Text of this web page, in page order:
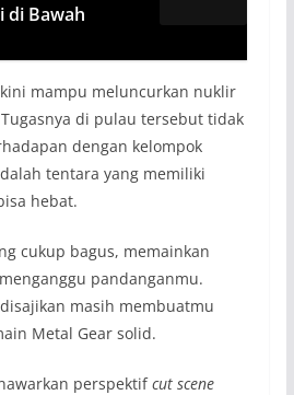
di Bawah
mampu meluncurkan nuklir
di pulau tersebut tidak
dengan kelompok
tentara yang memiliki
hebat.
cukup bagus, memainkan
pandanganmu.
masih membuatmu
Metal Gear solid.
perspektifcut scene